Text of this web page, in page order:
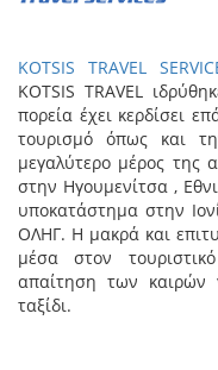
KOTSIS TRAVEL
ΚΟTSIS TRAVEL
πορεία έχει κερδίσει
τουρισμό όπως και
μεγαλύτερο μέρος της
στην Ηγουμενίτσα ,
υποκατάστημα στην
ΟΛΗΓ. Η μακρά και
μέσα στον
απαίτηση των καιρών
ταξίδι.